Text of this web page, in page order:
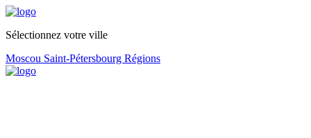
Sélectionnez votre ville
Moscou Saint-Pétersbourg Régions